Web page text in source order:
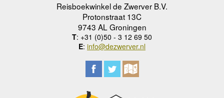
Reisboekwinkel de Zwerver B.V.
Protonstraat 13C
9743 AL Groningen
T: +31 (0)50 - 3 12 69 50
E: info@dezwerver.nl